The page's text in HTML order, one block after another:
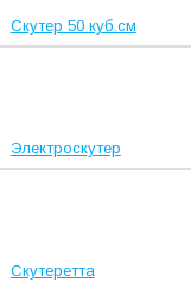
Скутер 50 куб.см
Электроскутер
Скутеретта